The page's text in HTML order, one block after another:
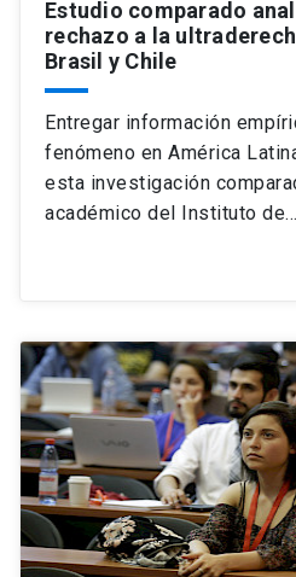
Estudio comparado
rechazo a la
Brasil y Chile
Entregar información
fenómeno en América
esta investigación
académico del Instituto de…